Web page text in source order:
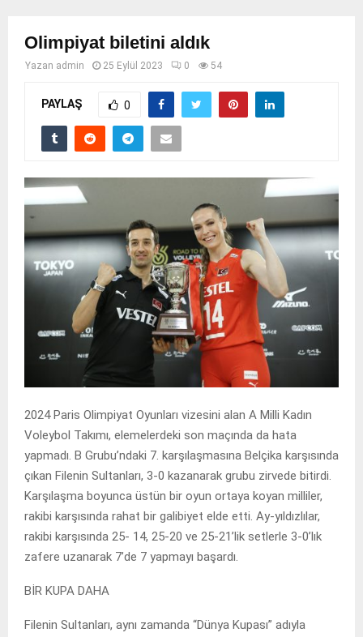
Olimpiyat biletini aldık
Yazan admin 25 Eylül 2023 0 54
PAYLAŞ 0
2024 Paris Olimpiyat Oyunları vizesini alan A Milli Kadın
Voleybol Takımı, elemelerdeki son maçında da hata
yapmadı. B Grubu’ndaki 7. karşılaşmasına Belçika karşısında
çıkan Filenin Sultanları, 3-0 kazanarak grubu zirvede bitirdi.
Karşılaşma boyunca üstün bir oyun ortaya koyan milliler,
rakibi karşısında rahat bir galibiyet elde etti. Ay-yıldızlılar,
rakibi karşısında 25- 14, 25-20 ve 25-21’lik setlerle 3-0’lık
zafere uzanarak 7’de 7 yapmayı başardı.
BİR KUPA DAHA
Filenin Sultanları, aynı zamanda “Dünya Kupası” adıyla